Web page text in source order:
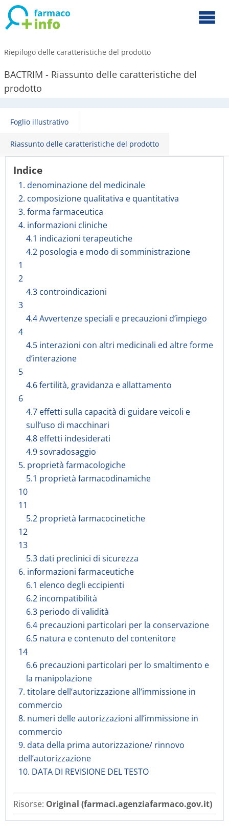
Riepilogo delle caratteristiche del prodotto
BACTRIM - Riassunto delle caratteristiche del
prodotto
Foglio illustrativo
Riassunto delle caratteristiche del prodotto
Indice
1. denominazione del medicinale
2. composizione qualitativa e quantitativa
3. forma farmaceutica
4. informazioni cliniche
4.1 indicazioni terapeutiche
4.2 posologia e modo di somministrazione
1
2
4.3 controindicazioni
3
4.4 Avvertenze speciali e precauzioni d’impiego
4
4.5 interazioni con altri medicinali ed altre forme
d’interazione
5
4.6 fertilità, gravidanza e allattamento
6
4.7 effetti sulla capacità di guidare veicoli e
sull’uso di macchinari
4.8 effetti indesiderati
4.9 sovradosaggio
5. proprietà farmacologiche
5.1 proprietà farmacodinamiche
10
11
5.2 proprietà farmacocinetiche
12
13
5.3 dati preclinici di sicurezza
6. informazioni farmaceutiche
6.1 elenco degli eccipienti
6.2 incompatibilità
6.3 periodo di validità
6.4 precauzioni particolari per la conservazione
6.5 natura e contenuto del contenitore
14
6.6 precauzioni particolari per lo smaltimento e
la manipolazione
7. titolare dell’autorizzazione all’immissione in
commercio
8. numeri delle autorizzazioni all’immissione in
commercio
9. data della prima autorizzazione/ rinnovo
dell’autorizzazione
10. DATA DI REVISIONE DEL TESTO
Risorse: Original (farmaci.agenziafarmaco.gov.it)